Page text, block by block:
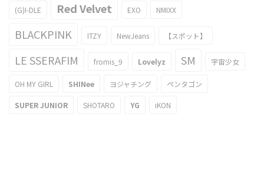
(G)I-DLE Red Velvet EXO NMIXX
BLACKPINK ITZY NewJeans 【スポット】
LE SSERAFIM fromis_9 Lovelyz SM 宇宙少女
OH MY GIRL SHINee ヨジャチング ペンタゴン
SUPER JUNIOR SHOTARO YG iKON